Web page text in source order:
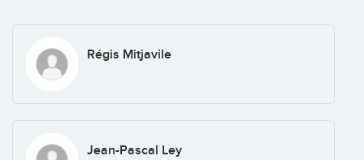
Régis Mitjavile
Jean-Pascal Ley